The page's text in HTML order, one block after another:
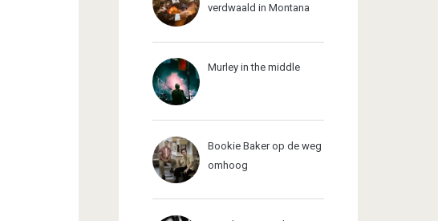
verdwaald in Montana
Murley in the middle
Bookie Baker op de weg
omhoog